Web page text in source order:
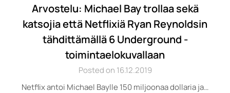
Arvostelu: Michael Bay trollaa sekä
katsojia että Netflixiä Ryan Reynoldsin
tähdittämällä 6 Underground -
toimintaelokuvallaan
Posted on 16.12.2019
Netflix antoi Michael Baylle 150 miljoonaa dollaria ja…